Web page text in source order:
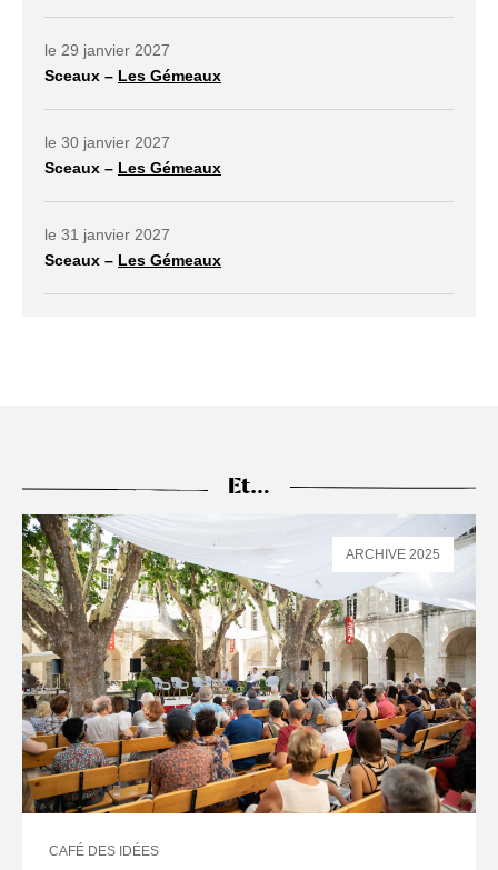
le 29 janvier 2027
Sceaux – Les Gémeaux
le 30 janvier 2027
Sceaux – Les Gémeaux
le 31 janvier 2027
Sceaux – Les Gémeaux
Et…
CAFÉ DES IDÉES
ARCHIVE 2025